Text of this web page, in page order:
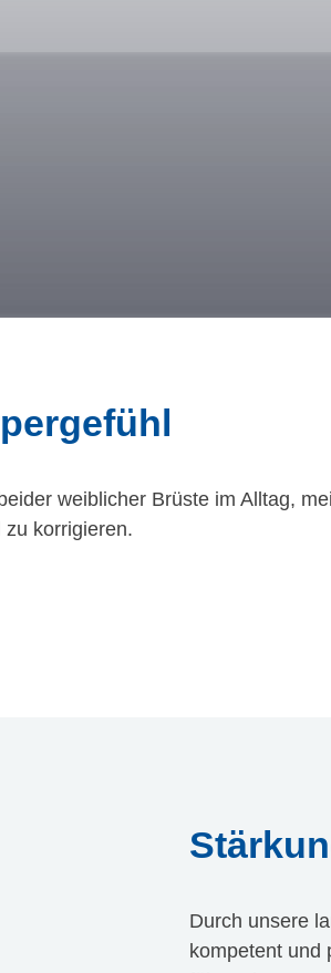
weiblicher Brüste im Alltag,
korrigieren.
Durch unsere
kompetent und